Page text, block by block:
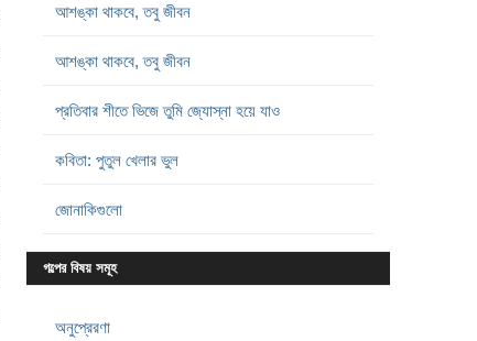
আশঙ্কা থাকবে, তবু জীবন
আশঙ্কা থাকবে, তবু জীবন
প্রতিবার শীতে ভিজে তুমি জ্যোস্না হয়ে যাও
কবিতা: পুতুল খেলার ভুল
জোনাকিগুলো
গল্পের বিষয় সমূহ
অনুপ্রেরণা